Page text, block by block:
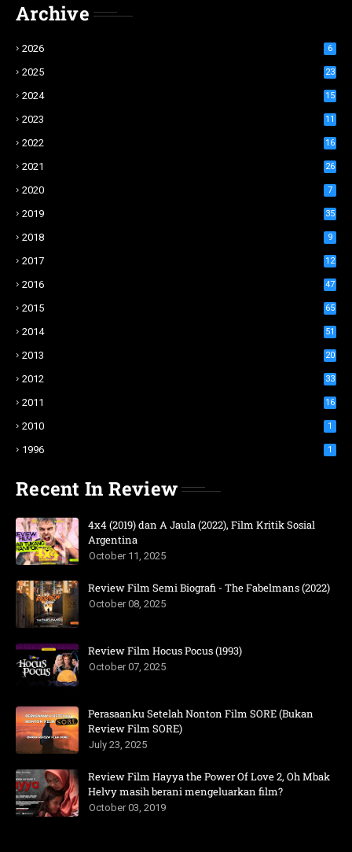
Archive
2026 6
2025 23
2024 15
2023 11
2022 16
2021 26
2020 7
2019 35
2018 9
2017 12
2016 47
2015 65
2014 51
2013 20
2012 33
2011 16
2010 1
1996 1
Recent In Review
4x4 (2019) dan A Jaula (2022), Film Kritik Sosial
Argentina
October 11, 2025
Review Film Semi Biografi - The Fabelmans (2022)
October 08, 2025
Review Film Hocus Pocus (1993)
October 07, 2025
Perasaanku Setelah Nonton Film SORE (Bukan
Review Film SORE)
July 23, 2025
Review Film Hayya the Power Of Love 2, Oh Mbak
Helvy masih berani mengeluarkan film?
October 03, 2019